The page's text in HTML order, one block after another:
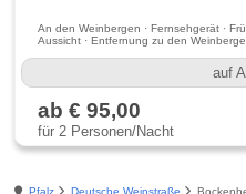
An den Weinbergen · Fernsehgerät ·
Aussicht · Entfernung zu den
auf
ab € 95,00
für 2 Personen/Nacht
Pfalz Deutsche Weinstraße